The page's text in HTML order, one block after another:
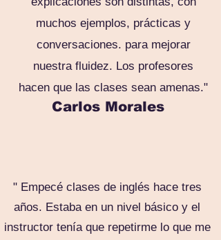
muchos ejemplos, prácticas y
conversaciones. para mejorar
nuestra fluidez. Los profesores
hacen que las clases sean amenas."
Carlos Morales
" Empecé clases de inglés hace tres
años. Estaba en un nivel básico y el
instructor tenía que repetirme lo que me